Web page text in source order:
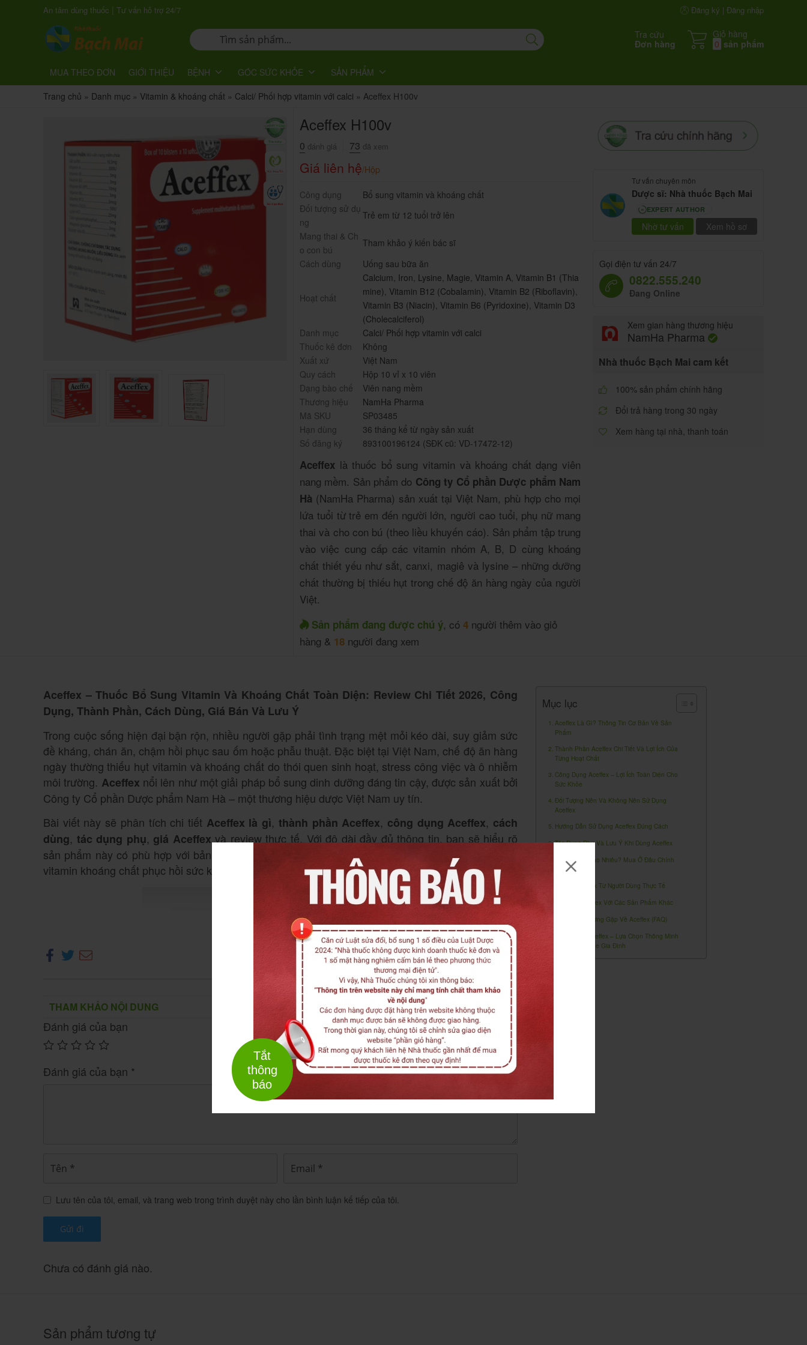
Tắt
thông
báo
An tâm dùng thuốc | Tư vấn hỗ trợ 24/7 Đăng ký | Đăng nhập
Tra cứu
Đơn hàng
Giỏ hàng
0 sản phẩm
MUA THEO ĐƠN GIỚI THIỆU BỆNH GÓC SỨC KHỎE
SẢN PHẨM
Trang chủ » Danh mục » Vitamin & khoáng chất » Calci/ Phối hợp vitamin với calci » Aceffex H100v
Aceffex H100v
0 đánh giá 73 đã xem
Giá liên hệ/Hộp
Công dụng
Bổ sung vitamin và khoáng chất
Đối tượng sử dụ
ng
Trẻ em từ 12 tuổi trở lên
Mang thai & Ch
o con bú
Tham khảo ý kiến bác sĩ
Cách dùng
Uống sau bữa ăn
Hoạt chất
Calcium, Iron, Lysine, Magie, Vitamin A, Vitamin B1 (Thia
mine), Vitamin B12 (Cobalamin), Vitamin B2 (Riboflavin),
Vitamin B3 (Niacin), Vitamin B6 (Pyridoxine), Vitamin D3
(Cholecalciferol)
Danh mục
Calci/ Phối hợp vitamin với calci
Thuốc kê đơn
Không
Xuất xứ
Việt Nam
Quy cách
Hộp 10 vỉ x 10 viên
Dạng bào chế
Viên nang mềm
Thương hiệu
NamHa Pharma
Mã SKU
SP03485
Hạn dùng
36 tháng kể từ ngày sản xuất
Số đăng ký
893100196124 (SĐK cũ: VD-17472-12)
Aceffex là thuốc bổ sung vitamin và khoáng chất dạng viên
nang mềm. Sản phẩm do Công ty Cổ phần Dược phẩm Nam
Hà (NamHa Pharma) sản xuất tại Việt Nam, phù hợp cho mọi
lứa tuổi từ trẻ em đến người lớn, người cao tuổi, phụ nữ mang
thai và cho con bú (theo liều khuyến cáo). Sản phẩm tập trung
vào việc cung cấp các vitamin nhóm A, B, D cùng khoáng
chất thiết yếu như sắt, canxi, magiê và lysine – những dưỡng
chất thường bị thiếu hụt trong chế độ ăn hàng ngày của người
Việt.
Sản phẩm đang được chú ý, có 4 người thêm vào giỏ
hàng & 18 người đang xem
Tư vấn chuyên môn
Dược sĩ: Nhà thuốc Bạch Mai
80 EXPERT AUTHOR
Nhờ tư vấn Xem hồ sơ
Gọi điện tư vấn 24/7
0822.555.240
Đang Online
Xem gian hàng thương hiệu
NamHa Pharma
Nhà thuốc Bạch Mai cam kết
100% sản phẩm chính hãng
Đổi trả hàng trong 30 ngày
Xem hàng tại nhà, thanh toán
Aceffex – Thuốc Bổ Sung Vitamin Và Khoáng Chất Toàn Diện: Review Chi Tiết 2026, Công
Dụng, Thành Phần, Cách Dùng, Giá Bán Và Lưu Ý
Trong cuộc sống hiện đại bận rộn, nhiều người gặp phải tình trạng mệt mỏi kéo dài, suy giảm sức
đề kháng, chán ăn, chậm hồi phục sau ốm hoặc phẫu thuật. Đặc biệt tại Việt Nam, chế độ ăn hàng
ngày thường thiếu hụt vitamin và khoáng chất do thói quen sinh hoạt, stress công việc và ô nhiễm
môi trường. Aceffex nổi lên như một giải pháp bổ sung dinh dưỡng đáng tin cậy, được sản xuất bởi
Công ty Cổ phần Dược phẩm Nam Hà – một thương hiệu dược Việt Nam uy tín.
Bài viết này sẽ phân tích chi tiết Aceffex là gì, thành phần Aceffex, công dụng Aceffex, cách
dùng, tác dụng phụ, giá Aceffexvà review thực tế. Với độ dài đầy đủ thông tin, bạn sẽ hiểu rõ
sản phẩm này có phù hợp với bản thân và gia đình hay không. Nếu bạn đang tìm kiếm thuốc bổ
vitamin khoáng chất phục hồi sức khỏe nhanh chóng, hãy đọc ngay bài review Aceffex dưới đây.
Xem thêm
mềm, được Bộ Y tế cấp phép lưu hành với số đăng ký VD-17472-12 (cũ) hoặc 893100196124. Sản
phẩm doCông ty Cổ phần Dược phẩm Nam Hà
0₫
Báo cáo nội dung không chính xác-Miễn trừ trách nhiệm
THAM KHẢO NỘI DUNG
Đánh giá của bạn
Đánh giá của bạn *
Lưu tên của tôi, email, và trang web trong trình duyệt này cho lần bình luận kế tiếp của tôi.
Chưa có đánh giá nào.
Mục lục
Aceffex Là Gì? Thông Tin Cơ Bản Về Sản
Phẩm
Thành Phần Aceffex Chi Tiết Và Lợi Ích Của
Từng Hoạt Chất
Công Dụng Aceffex – Lợi Ích Toàn Diện Cho
Sức Khỏe
Đối Tượng Nên Và Không Nên Sử Dụng
Aceffex
Hướng Dẫn Sử Dụng Aceffex Đúng Cách
Tác Dụng Phụ Và Lưu Ý Khi Dùng Aceffex
Giá Aceffex Bao Nhiêu? Mua Ở Đâu Chính
Hãng?
Review Aceffex Từ Người Dùng Thực Tế
So Sánh Aceffex Với Các Sản Phẩm Khác
Câu Hỏi Thường Gặp Về Aceffex (FAQ)
Kết Luận: Aceffex – Lựa Chọn Thông Minh
Cho Sức Khỏe Gia Đình
Sản phẩm tương tự